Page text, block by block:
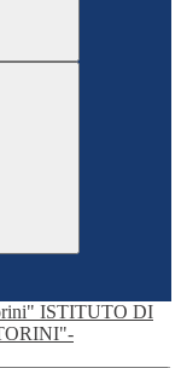
ISTITUTO DI